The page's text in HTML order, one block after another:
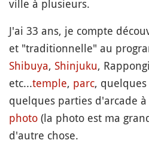
ville à plusieurs.
J'ai 33 ans, je compte
et "traditionnelle" au
Shibuya, Shinjuku,
etc...temple, parc,
quelques parties d'arcade
photo (la photo est ma
d'autre chose.